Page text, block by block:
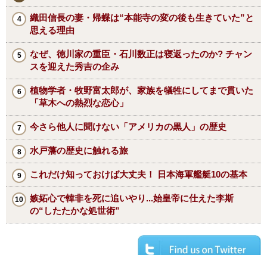
織田信長の妻・帰蝶は“本能寺の変の後も生きていた”と
思える理由
なぜ、徳川家の重臣・石川数正は寝返ったのか? チャン
スを迎えた秀吉の企み
植物学者・牧野富太郎が、家族を犠牲にしてまで貫いた
「草木への熱烈な恋心」
今さら他人に聞けない「アメリカの黒人」の歴史
水戸藩の歴史に触れる旅
これだけ知っておけば大丈夫！ 日本海軍艦艇10の基本
嫉妬心で韓非を死に追いやり...始皇帝に仕えた李斯
の“したたかな処世術”